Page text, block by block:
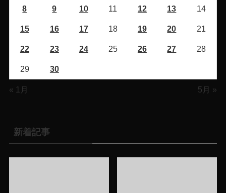
8 9 10 11 12 13 14
15 16 17 18 19 20 21
22 23 24 25 26 27 28
29 30
« 1月 5月 »
新着記事